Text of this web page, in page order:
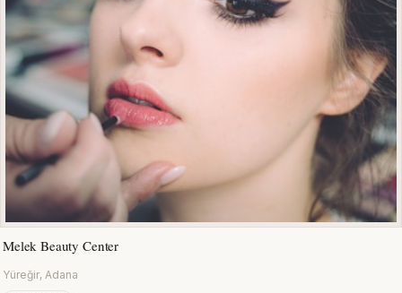
Melek Beauty Center
Yüreğir, Adana